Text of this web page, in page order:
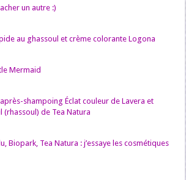
un autre :)
au ghassoul et crème colorante Logona
Mermaid
shampoing Éclat couleur de Lavera et
(rhassoul) de Tea Natura
Biopark, Tea Natura : j’essaye les cosmétiques